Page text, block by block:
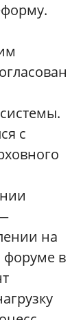
с
на
форуме в